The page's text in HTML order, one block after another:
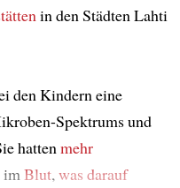
in den Städten Lahti
den Kindern eine
Spektrums und
hatten mehr
im Blut, was darauf